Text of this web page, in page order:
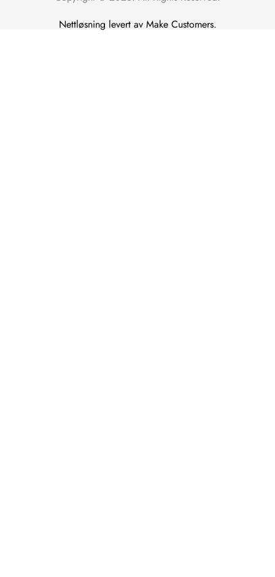
Nettløsning levert av Make Customers.